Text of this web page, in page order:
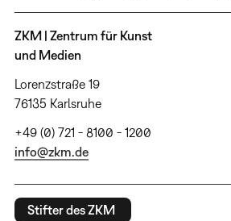
ZKM | Zentrum für Kunst
und Medien
Lorenzstraße 19
76135 Karlsruhe
+49 (0) 721 - 8100 - 1200
info@zkm.de
Stifter des ZKM